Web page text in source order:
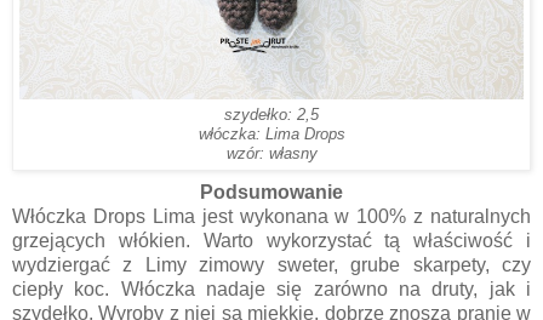
szydełko: 2,5
włóczka: Lima Drops
wzór: własny
Podsumowanie
Włóczka Drops Lima jest wykonana w 100% z naturalnych
grzejących włókien. Warto wykorzystać tą właściwość i
wydziergać z Limy zimowy sweter, grube skarpety, czy
ciepły koc. Włóczka nadaje się zarówno na druty, jak i
szydełko. Wyroby z niej są miękkie, dobrze znoszą pranie w